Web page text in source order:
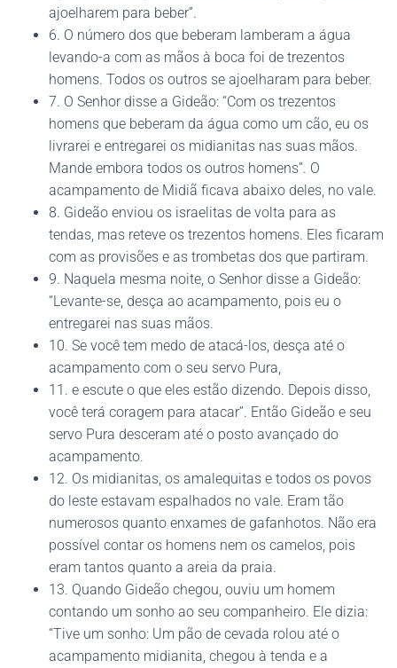
ajoelharem para beber”.
6. O número dos que beberam lamberam a água
levando-a com as mãos à boca foi de trezentos
homens. Todos os outros se ajoelharam para beber.
7. O Senhor disse a Gideão: “Com os trezentos
homens que beberam da água como um cão, eu os
livrarei e entregarei os midianitas nas suas mãos.
Mande embora todos os outros homens”. O
acampamento de Midiã ficava abaixo deles, no vale.
8. Gideão enviou os israelitas de volta para as
tendas, mas reteve os trezentos homens. Eles ficaram
com as provisões e as trombetas dos que partiram.
9. Naquela mesma noite, o Senhor disse a Gideão:
“Levante-se, desça ao acampamento, pois eu o
entregarei nas suas mãos.
10. Se você tem medo de atacá-los, desça até o
acampamento com o seu servo Pura,
11. e escute o que eles estão dizendo. Depois disso,
você terá coragem para atacar”. Então Gideão e seu
servo Pura desceram até o posto avançado do
acampamento.
12. Os midianitas, os amalequitas e todos os povos
do leste estavam espalhados no vale. Eram tão
numerosos quanto enxames de gafanhotos. Não era
possível contar os homens nem os camelos, pois
eram tantos quanto a areia da praia.
13. Quando Gideão chegou, ouviu um homem
contando um sonho ao seu companheiro. Ele dizia:
“Tive um sonho: Um pão de cevada rolou até o
acampamento midianita, chegou à tenda e a